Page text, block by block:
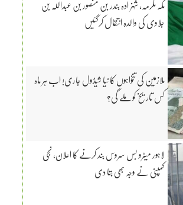
مکہ مکرمہ، شہزادہ بندر بن منصور بن عبداللّٰہ بن
جلاوی کی والدہ انتقال کرگئیں
ملازمین کی تنخواہوں کا نیا شیڈول جاری! اب ہر ماہ
کس تاریخ کو ملے گی؟
لاہور میٹرو بس سروس بند کرنے کا اعلان، نجی
کمپنی نے وجہ بھی بتا دی